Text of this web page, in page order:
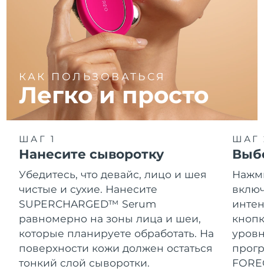
КАК ПОЛЬЗОВАТЬСЯ
Легко и просто
ШАГ 1
Нанесите сыворотку
Убедитесь, что девайс, лицо и шея
чистые и сухие. Нанесите
SUPERCHARGED™ Serum
равномерно на зоны лица и шеи,
которые планируете обработать. На
поверхности кожи должен остаться
тонкий слой сыворотки.
ШАГ